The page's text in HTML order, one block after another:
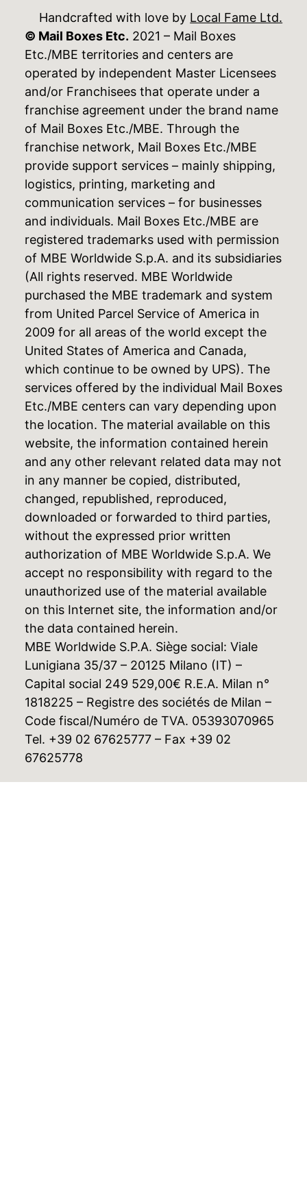
Handcrafted with love by Local Fame Ltd.
© Mail Boxes Etc. 2021 – Mail Boxes
Etc./MBE territories and centers are
operated by independent Master Licensees
and/or Franchisees that operate under a
franchise agreement under the brand name
of Mail Boxes Etc./MBE. Through the
franchise network, Mail Boxes Etc./MBE
provide support services – mainly shipping,
logistics, printing, marketing and
communication services – for businesses
and individuals. Mail Boxes Etc./MBE are
registered trademarks used with permission
of MBE Worldwide S.p.A. and its subsidiaries
(All rights reserved. MBE Worldwide
purchased the MBE trademark and system
from United Parcel Service of America in
2009 for all areas of the world except the
United States of America and Canada,
which continue to be owned by UPS). The
services offered by the individual Mail Boxes
Etc./MBE centers can vary depending upon
the location. The material available on this
website, the information contained herein
and any other relevant related data may not
in any manner be copied, distributed,
changed, republished, reproduced,
downloaded or forwarded to third parties,
without the expressed prior written
authorization of MBE Worldwide S.p.A. We
accept no responsibility with regard to the
unauthorized use of the material available
on this Internet site, the information and/or
the data contained herein.
MBE Worldwide S.P.A. Siège social: Viale
Lunigiana 35/37 – 20125 Milano (IT) –
Capital social 249 529,00€ R.E.A. Milan n°
1818225 – Registre des sociétés de Milan –
Code fiscal/Numéro de TVA. 05393070965
Tel. +39 02 67625777 – Fax +39 02
67625778